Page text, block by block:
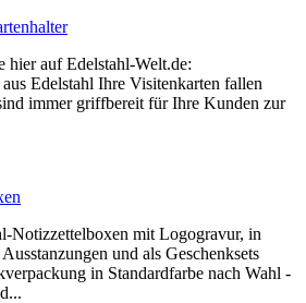
hier auf Edelstahl-Welt.de:
Edelstahl Ihre Visitenkarten fallen
immer griffbereit für Ihre Kunden zur
Notizzettelboxen mit Logogravur, in
und als Geschenksets
in Standardfarbe nach Wahl -